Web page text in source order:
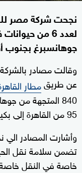
نجحت شركة مصر
جوهانسبرغ بجنوب
وقالت مصادر
عن طريقمطار
840 المتجهة من
95 من القاهرة إلى بكين.
وأشارت المصادر الي
تضمن سلامة نقل
خاصة في النقل